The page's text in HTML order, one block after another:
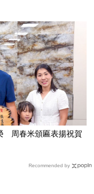
周春米頒匾表揚祝賀
Recommended by